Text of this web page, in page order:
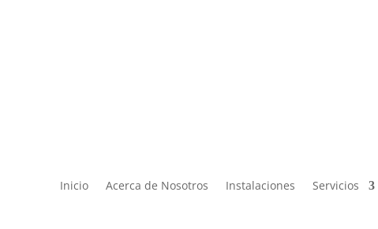
Inicio Acerca de Nosotros Instalaciones Servicios